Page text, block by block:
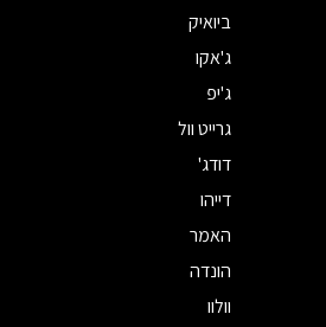
ביואיק
ג'אקו
ג'יפ
גרייט וול
דודג'
דייהו
האמר
הונדה
וולוו